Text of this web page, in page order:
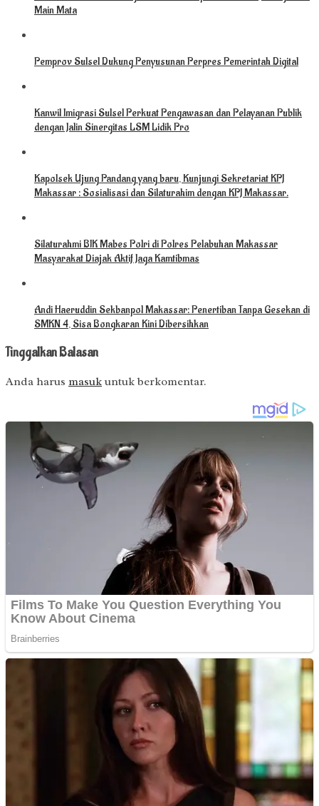
Main Mata
Pemprov Sulsel Dukung Penyusunan Perpres Pemerintah Digital
Kanwil Imigrasi Sulsel Perkuat Pengawasan dan Pelayanan Publik
dengan Jalin Sinergitas LSM Lidik Pro
Kapolsek Ujung Pandang yang baru, Kunjungi Sekretariat KPJ
Makassar : Sosialisasi dan Silaturahim dengan KPJ Makassar.
Silaturahmi BIK Mabes Polri di Polres Pelabuhan Makassar
Masyarakat Diajak Aktif Jaga Kamtibmas
Andi Haeruddin Sekbanpol Makassar: Penertiban Tanpa Gesekan di
SMKN 4, Sisa Bongkaran Kini Dibersihkan
Tinggalkan Balasan
Anda harus masuk untuk berkomentar.